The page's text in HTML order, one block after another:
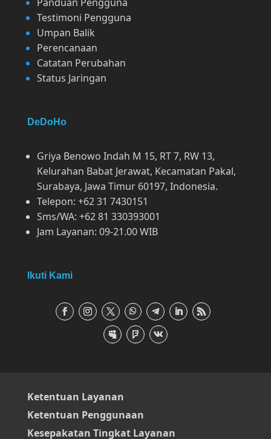
Testimoni Pengguna
Umpan Balik
Perencanaan
Catatan Perubahan
Status Jaringan
DeDoHo
Griya Benowo Indah M 15, RT 7, RW 13,
Kelurahan Babat Jerawat, Kecamatan Pakal,
Surabaya, Jawa Timur 60197, Indonesia.
Telepon: +62 31 7430151
Sms/WA: +62 81 330393001
Jam Layanan: 09-21.00 WIB
Ikuti Kami
Ketentuan Layanan
Ketentuan Penggunaan
Kesepakatan Tingkat Layanan